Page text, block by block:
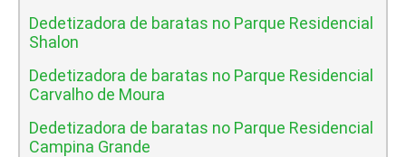
Dedetizadora de baratas no Parque Residencial
Shalon
Dedetizadora de baratas no Parque Residencial
Carvalho de Moura
Dedetizadora de baratas no Parque Residencial
Campina Grande